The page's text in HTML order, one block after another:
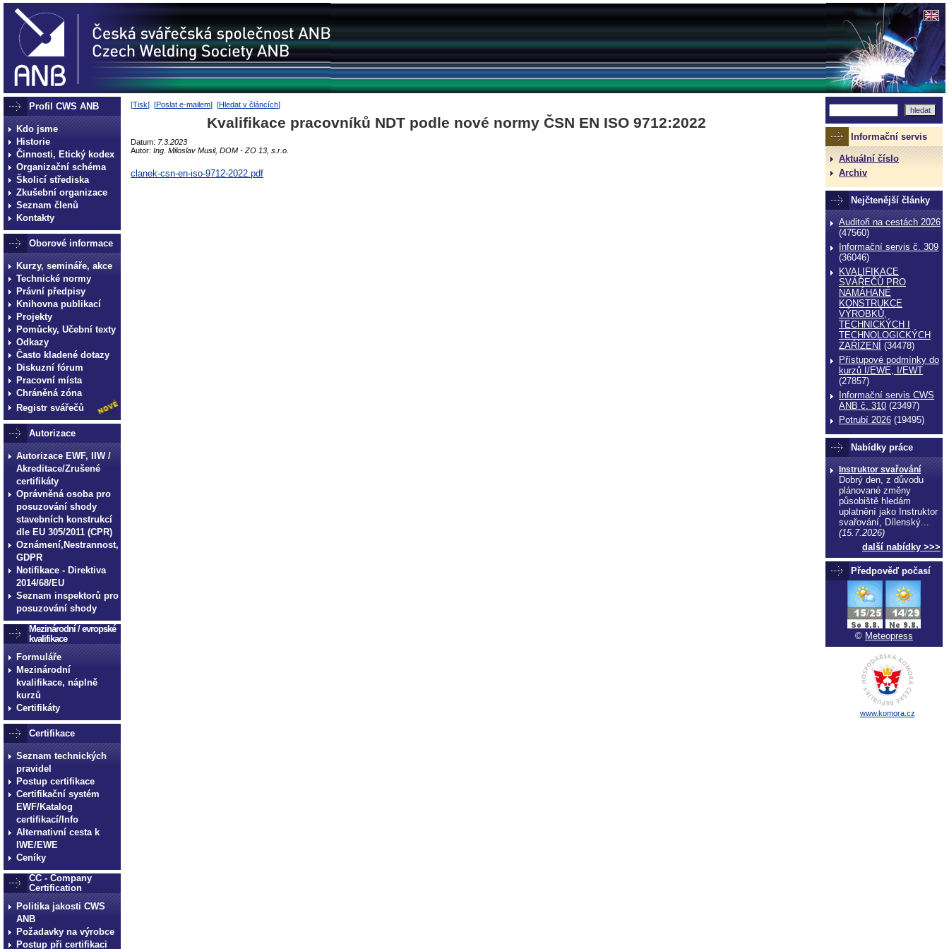
Profil CWS ANB
Kdo jsme
Historie
Činnosti, Etický kodex
Organizační schéma
Školicí střediska
Zkušební organizace
Seznam členů
Kontakty
Oborové informace
Kurzy, semináře, akce
Technické normy
Právní předpisy
Knihovna publikací
Projekty
Pomůcky, Učební texty
Odkazy
Často kladené dotazy
Diskuzní fórum
Pracovní místa
Chráněná zóna
Registr svářečů
Autorizace
Autorizace EWF, IIW /
Akreditace/Zrušené
certifikáty
Oprávněná osoba pro
posuzování shody
stavebních konstrukcí
dle EU 305/2011 (CPR)
Oznámení,Nestrannost,
GDPR
Notifikace - Direktiva
2014/68/EU
Seznam inspektorů pro
posuzování shody
Mezinárodní / evropské
kvalifikace
Formuláře
Mezinárodní
kvalifikace, náplně
kurzů
Certifikáty
Certifikace
Seznam technických
pravidel
Postup certifikace
Certifikační systém
EWF/Katalog
certifikací/Info
Alternativní cesta k
IWE/EWE
Ceníky
CC - Company
Certification
Politika jakosti CWS
ANB
Požadavky na výrobce
Postup při certifikaci
[Tisk] [Poslat e-mailem] [Hledat v článcích]
Kvalifikace pracovníků NDT podle nové normy ČSN EN ISO 9712:2022
Datum: 7.3.2023
Autor: Ing. Miloslav Musil, DOM - ZO 13, s.r.o.
clanek-csn-en-iso-9712-2022.pdf
Informační servis
Aktuální číslo
Archiv
Nejčtenější články
Auditoři na cestách 2026
(47560)
Informační servis č. 309
(36046)
KVALIFIKACE
SVÁŘEČŮ PRO
NAMÁHANÉ
KONSTRUKCE
VÝROBKŮ,
TECHNICKÝCH I
TECHNOLOGICKÝCH
ZAŔÍZENÍ (34478)
Přístupové podmínky do
kurzů I/EWE, I/EWT
(27857)
Informační servis CWS
ANB č. 310 (23497)
Potrubí 2026 (19495)
Nabídky práce
Instruktor svařování
Dobrý den, z důvodu
plánované změny
působiště hledám
uplatnění jako Instruktor
svařování, Dílenský...
(15.7.2026)
další nabídky >>>
Předpověď počasí
© Meteopress
www.komora.cz